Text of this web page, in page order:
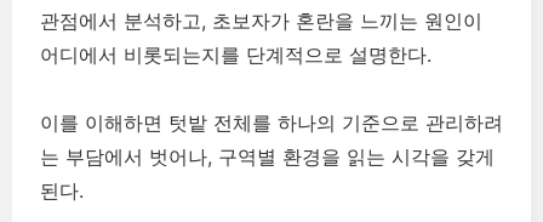
관점에서 분석하고, 초보자가 혼란을 느끼는 원인이
어디에서 비롯되는지를 단계적으로 설명한다.
이를 이해하면 텃밭 전체를 하나의 기준으로 관리하려
는 부담에서 벗어나, 구역별 환경을 읽는 시각을 갖게
된다.